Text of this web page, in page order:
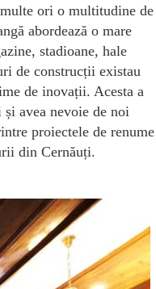
ori o multitudine de
abordează o mare
stadioane, hale
de construcții existau
de inovații. Acesta a
avea nevoie de noi
proiectele de renume
din Cernăuți.